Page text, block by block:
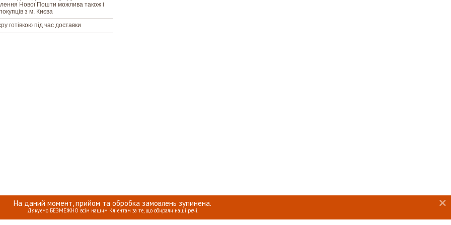
На даний момент, прийом та обробка замовлень зупинена.
Дякуємо БЕЗМЕЖНО всім нашим Клієнтам за те, що обирали наші речі.
Нової Пошти можлива також і
з м. Києва
готівкою під час доставки